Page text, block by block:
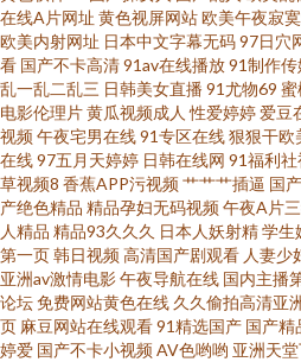
草碰 熟女撸撸黑人 国国国国产在线精品
级片 内射免费网站 99青草在线视频 伊人
日韩三级黄 日韩熟妇网 国产Av级福利 91
级性生活 国产视频第20页 91另类精品日
产高清 国产熟女一区 91网站推荐在线看
在线 一本一道久久视频 丝袜美腿五月天
在线A片网址 黄色视屏网站欧美午夜寂
欧美内射网址 日本中文字幕无码97日穴
看 国产不卡高清91av在线播放91制作传
乱一乱二乱三 日韩美女直播91尤物69 蜜
电影伦理片黄瓜视频成人 性爱婷婷爱豆
视频午夜宅男在线91专区在线狠狠干欧
在线97五月天婷婷 日韩在线网 91福利社
草视频8 香蕉APP污视频艹艹艹插逼 国
产绝色精品 精品孕妇无码视频午夜A片
人精品 精品93久久久 日本人妖射精学生
第一页韩日视频高清国产剧观看 人妻少
亚洲av激情电影午夜导航在线 国内主播
论坛免费网站黄色在线 久久偷拍高清亚
页 麻豆网站在线观看91精选国产 国产精
婷爱 国产不卡小视频AV色哟哟 亚洲天